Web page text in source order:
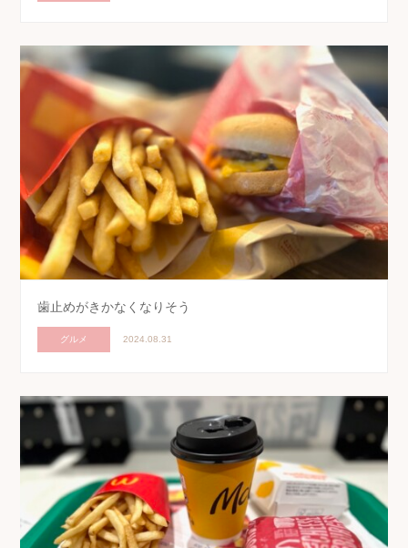
歯止めがきかなくなりそう
グルメ 2024.08.31